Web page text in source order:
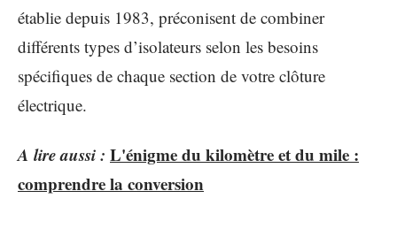
établie depuis 1983, préconisent de combiner
différents types d’isolateurs selon les besoins
spécifiques de chaque section de votre clôture
électrique.
A lire aussi : L'énigme du kilomètre et du mile :
comprendre la conversion